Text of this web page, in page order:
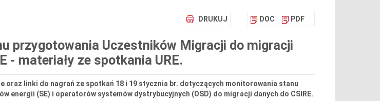
DRUKUJ DOC PDF
przygotowania Uczestników Migracji do migracji
- materiały ze spotkania URE.
oraz linki do nagrań ze spotkań 18 i 19 stycznia br. dotyczących monitorowania stanu
energii (SE) i operatorów systemów dystrybucyjnych (OSD) do migracji danych do CSIRE.